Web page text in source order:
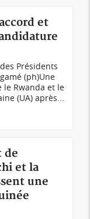
et
Présidents
(ph)Une
Rwanda et le
(UA) après...
de
et la
une